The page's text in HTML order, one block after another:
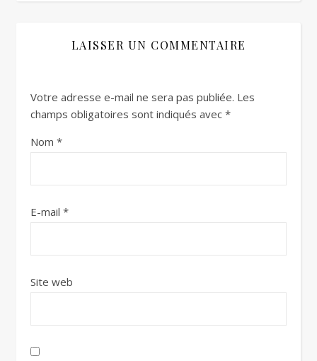
LAISSER UN COMMENTAIRE
Votre adresse e-mail ne sera pas publiée. Les
champs obligatoires sont indiqués avec *
Nom *
E-mail *
Site web